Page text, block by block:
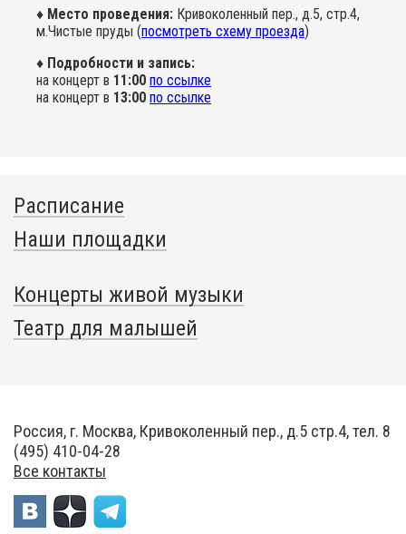
♦ Место проведения: Кривоколенный пер., д.5, стр.4,
м.Чистые пруды (посмотреть схему проезда)
♦ Подробности и запись:
на концерт в 11:00 по ссылке
на концерт в 13:00 по ссылке
Расписание
Наши площадки
Концерты живой музыки
Театр для малышей
Россия, г. Москва, Кривоколенный пер., д.5 стр.4, тел. 8
(495) 410-04-28
Все контакты